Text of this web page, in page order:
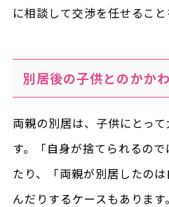
に相談して交渉を任せること
別居後の子供とのかか
両親の別居は、子供にとっ
す。「自身が捨てられるの
たり、「両親が別居したの
んだりするケースもあります。